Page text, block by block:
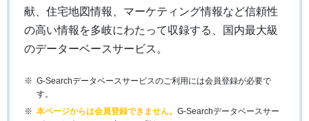
献、住宅地図情報、マーケティング情報など信頼性
の高い情報を多岐にわたって収録する、国内最大級
のデーターベースサービス。
G-Searchデータベースサービスのご利用には会員登録が必要で
す。
本ページからは会員登録できません。 G-Searchデータベースサー